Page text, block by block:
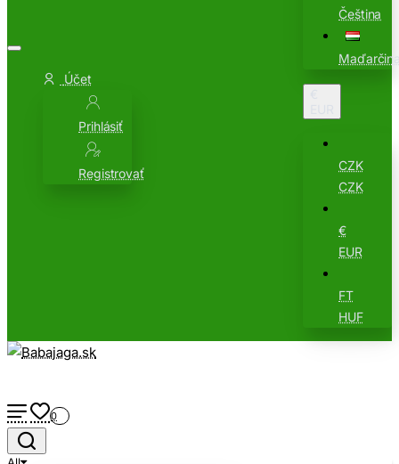
Účet
Prihlásiť
Registrovať
Čeština
CZK
CZK
€
EUR
FT
HUF
0